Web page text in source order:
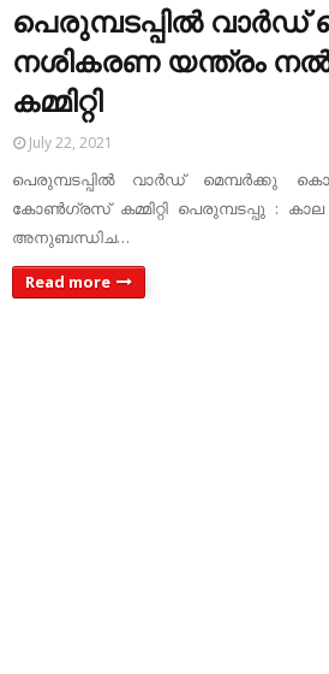
പെരുമ്പടപ്പിൽ
നശികരണ യന്ത്രം
കമ്മിറ്റി
July 22, 2021
പെരുമ്പടപ്പിൽ വാർഡ് മെമ്പർക്കു
കോൺഗ്രസ്‌ കമ്മിറ്റി പെരുമ്പടപ്പു :
അനുബന്ധിച…
Read more